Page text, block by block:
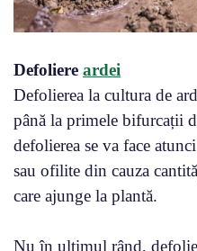
Defoliere ardei
Defolierea la cultura de
până la primele bifurcații
defolierea se va face
sau ofilite din cauza
care ajunge la plantă.
Nu în ultimul rând,